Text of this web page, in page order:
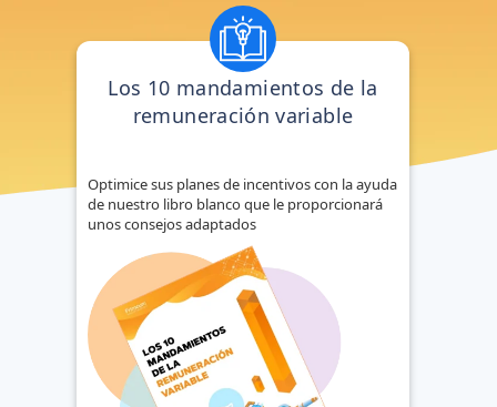
Los 10 mandamientos de la
remuneración variable
Optimice sus planes de incentivos con la ayuda
de nuestro libro blanco que le proporcionará
unos consejos adaptados